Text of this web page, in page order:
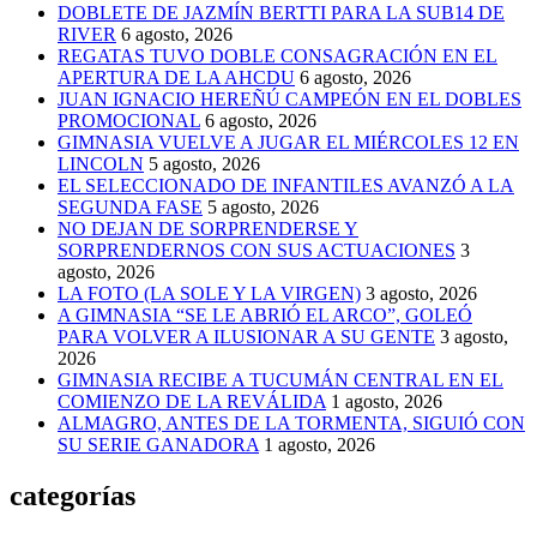
DOBLETE DE JAZMÍN BERTTI PARA LA SUB14 DE
RIVER 6 agosto, 2026
REGATAS TUVO DOBLE CONSAGRACIÓN EN EL
APERTURA DE LA AHCDU 6 agosto, 2026
JUAN IGNACIO HEREÑÚ CAMPEÓN EN EL DOBLES
PROMOCIONAL 6 agosto, 2026
GIMNASIA VUELVE A JUGAR EL MIÉRCOLES 12 EN
LINCOLN 5 agosto, 2026
EL SELECCIONADO DE INFANTILES AVANZÓ A LA
SEGUNDA FASE 5 agosto, 2026
NO DEJAN DE SORPRENDERSE Y
SORPRENDERNOS CON SUS ACTUACIONES 3
agosto, 2026
LA FOTO (LA SOLE Y LA VIRGEN) 3 agosto, 2026
A GIMNASIA “SE LE ABRIÓ EL ARCO”, GOLEÓ
PARA VOLVER A ILUSIONAR A SU GENTE 3 agosto,
2026
GIMNASIA RECIBE A TUCUMÁN CENTRAL EN EL
COMIENZO DE LA REVÁLIDA 1 agosto, 2026
ALMAGRO, ANTES DE LA TORMENTA, SIGUIÓ CON
SU SERIE GANADORA 1 agosto, 2026
categorías